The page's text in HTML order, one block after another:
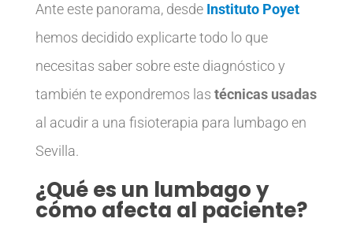
Ante este panorama, desde Instituto Poyet
hemos decidido explicarte todo lo que
necesitas saber sobre este diagnóstico y
también te expondremos las técnicas usadas
al acudir a una fisioterapia para lumbago en
Sevilla.
¿Qué es un lumbago y
cómo afecta al paciente?